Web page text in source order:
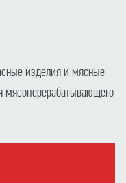
изделия и мясные
мясоперерабатывающего